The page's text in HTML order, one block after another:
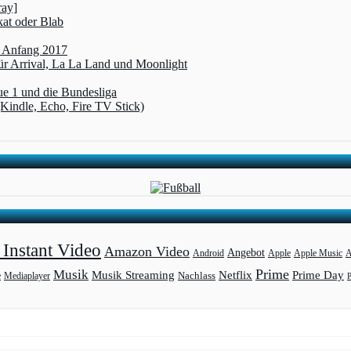
oder Blab
2017
Arrival, La La Land und Moonlight
1 und die Bundesliga
Echo, Fire TV Stick)
Video Amazon Video Android Angebot Apple Apple Music
Mediaplayer Musik Musik Streaming Nachlass Netflix Prime Prime Day